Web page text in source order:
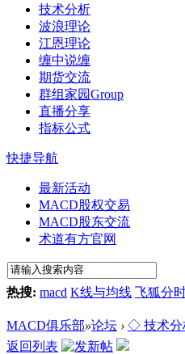
技术分析
波浪理论
江恩理论
缠中说缠
期货交流
群组家园Group
直播分享
指标公式
快捷导航
最新活动
MACD股权交易
MACD股东交流
术道有方官网
热搜: macd K线与均线 飞狐分
MACD俱乐部»论坛 › ◇ 技术
返回列表